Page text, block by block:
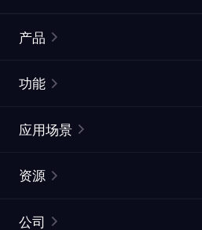
产品
静态住宅代理
网页抓取 API
功能
ISP代理
应用场景
市场研究
资源
公司